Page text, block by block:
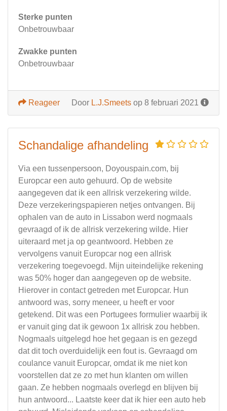
Sterke punten
Onbetrouwbaar
Zwakke punten
Onbetrouwbaar
Door L.J.Smeets op 8 februari 2021
Reageer
Schandalige afhandeling
Via een tussenpersoon, Doyouspain.com, bij
Europcar een auto gehuurd. Op de website
aangegeven dat ik een allrisk verzekering wilde.
Deze verzekeringspapieren netjes ontvangen. Bij
ophalen van de auto in Lissabon werd nogmaals
gevraagd of ik de allrisk verzekering wilde. Hier
uiteraard met ja op geantwoord. Hebben ze
vervolgens vanuit Europcar nog een allrisk
verzekering toegevoegd. Mijn uiteindelijke rekening
was 50% hoger dan aangegeven op de website.
Hierover in contact getreden met Europcar. Hun
antwoord was, sorry meneer, u heeft er voor
getekend. Dit was een Portugees formulier waarbij ik
er vanuit ging dat ik gewoon 1x allrisk zou hebben.
Nogmaals uitgelegd hoe het gegaan is en gezegd
dat dit toch overduidelijk een fout is. Gevraagd om
coulance vanuit Europcar, omdat ik me niet kon
voorstellen dat ze zo met hun klanten om willen
gaan. Ze hebben nogmaals overlegd en blijven bij
hun antwoord... Laatste keer dat ik hier een auto heb